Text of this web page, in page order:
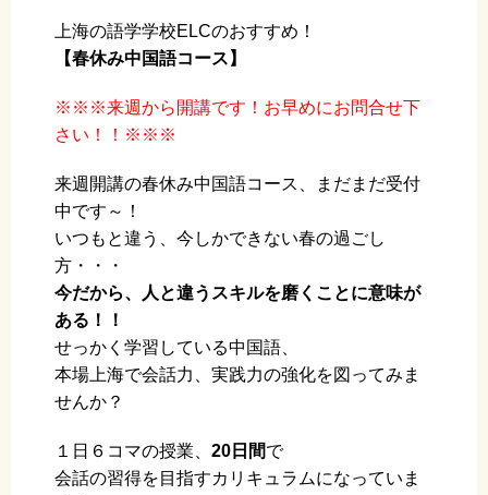
上海の語学学校ELCのおすすめ！
【春休み中国語コース】
※※※来週から開講です！お早めにお問合せ下
さい！！※※※
来週開講の春休み中国語コース、まだまだ受付
中です～！
いつもと違う、今しかできない春の過ごし
方・・・
今だから、人と違うスキルを磨くことに意味が
ある！！
せっかく学習している中国語、
本場上海で会話力、実践力の強化を図ってみま
せんか？
１日６コマの授業、 20日間で
会話の習得を目指すカリキュラムになっていま